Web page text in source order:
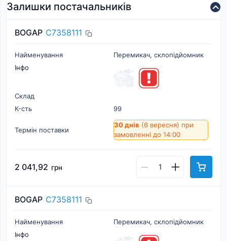
Залишки постачальників
BOGAP C7358111
Найменування
Перемикач, склопідйомник
Інфо
Склад
К-cть
99
Термін поставки
30 днів (6 вересня) при
замовленні до 14:00
2 041,92 грн
BOGAP C7358111
Найменування
Перемикач, склопідйомник
Інфо